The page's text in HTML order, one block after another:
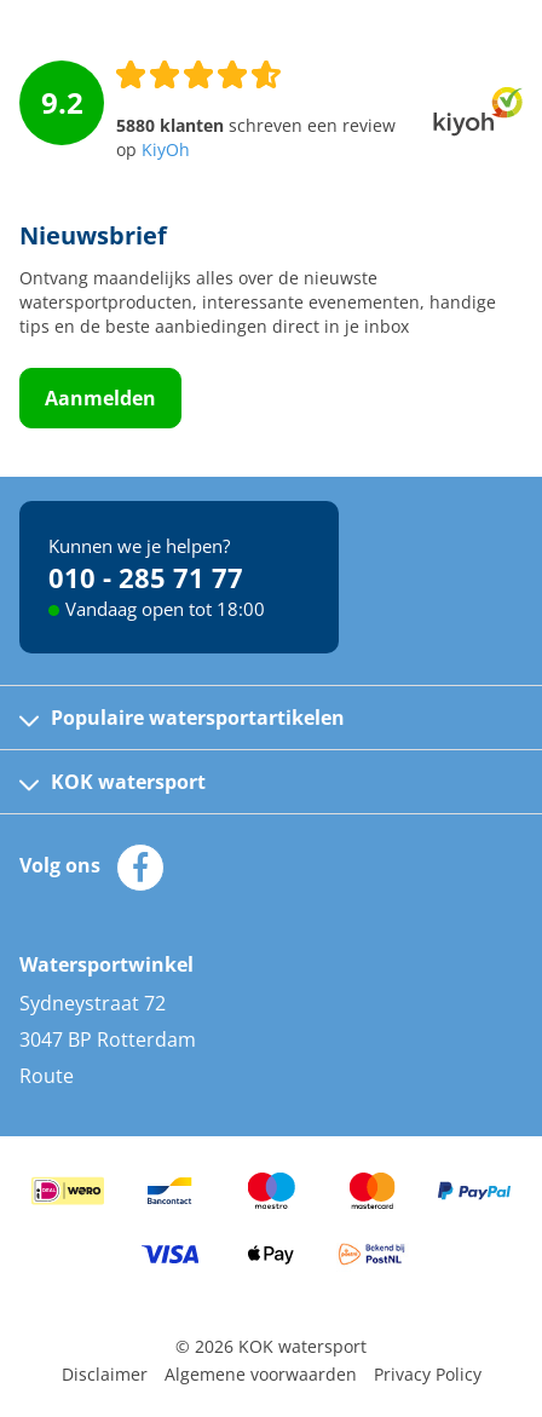
9.2
5880 klanten schreven een review
op KiyOh
Nieuwsbrief
Ontvang maandelijks alles over de nieuwste
watersportproducten, interessante evenementen, handige
tips en de beste aanbiedingen direct in je inbox
Aanmelden
Kunnen we je helpen?
010 - 285 71 77
Vandaag open tot 18:00
Populaire watersportartikelen
Kinder reddingsvesten
Automatische reddingsvesten
Zeilkleding
Zonnepanelen
AIS transponders
Stootwillen en fenders
Bootkussens
Zwemtrappen
KOK watersport
Klantenservice
Merken
Volg ons
Watersportwinkel
Sydneystraat 72
3047 BP Rotterdam
Route
© 2026 KOK watersport
Disclaimer
Algemene voorwaarden Privacy Policy